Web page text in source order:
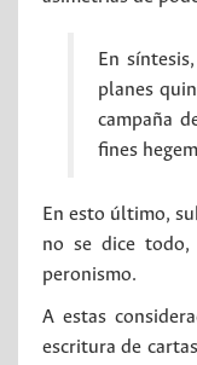
En
planes
campaña
fines
En esto último,
no se dice todo,
peronismo.
A estas
escritura de